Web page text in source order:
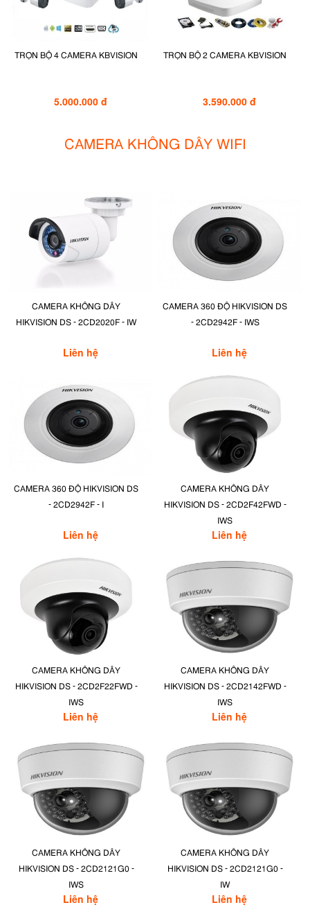
TRỌN BỘ 4 CAMERA KBVISION
5.000.000 đ
TRỌN BỘ 2 CAMERA KBVISION
3.590.000 đ
CAMERA KHÔNG DÂY WIFI
CAMERA KHÔNG DÂY
HIKVISION DS - 2CD2020F - IW
Liên hệ
CAMERA 360 ĐỘ HIKVISION DS
- 2CD2942F - IWS
Liên hệ
CAMERA 360 ĐỘ HIKVISION DS
- 2CD2942F - I
Liên hệ
CAMERA KHÔNG DÂY
HIKVISION DS - 2CD2F42FWD -
IWS
Liên hệ
CAMERA KHÔNG DÂY
HIKVISION DS - 2CD2F22FWD -
IWS
Liên hệ
CAMERA KHÔNG DÂY
HIKVISION DS - 2CD2142FWD -
IWS
Liên hệ
CAMERA KHÔNG DÂY
HIKVISION DS - 2CD2121G0 -
IWS
Liên hệ
CAMERA KHÔNG DÂY
HIKVISION DS - 2CD2121G0 -
IW
Liên hệ